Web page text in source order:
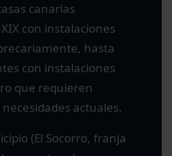
canarias
con instalaciones
hasta
con instalaciones
que requieren
actuales.
(El Socorro, franja